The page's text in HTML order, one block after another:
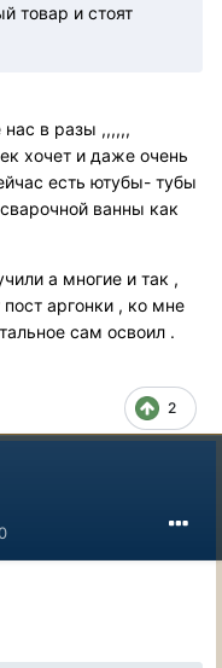
товар и стоят
в разы ,,,,,,
хочет и даже очень
есть ютубы- тубы
ванны как
а многие и так ,
аргонки , ко мне
сам освоил .
2